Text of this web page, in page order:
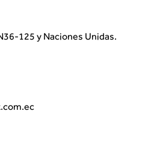
125 y Naciones Unidas.